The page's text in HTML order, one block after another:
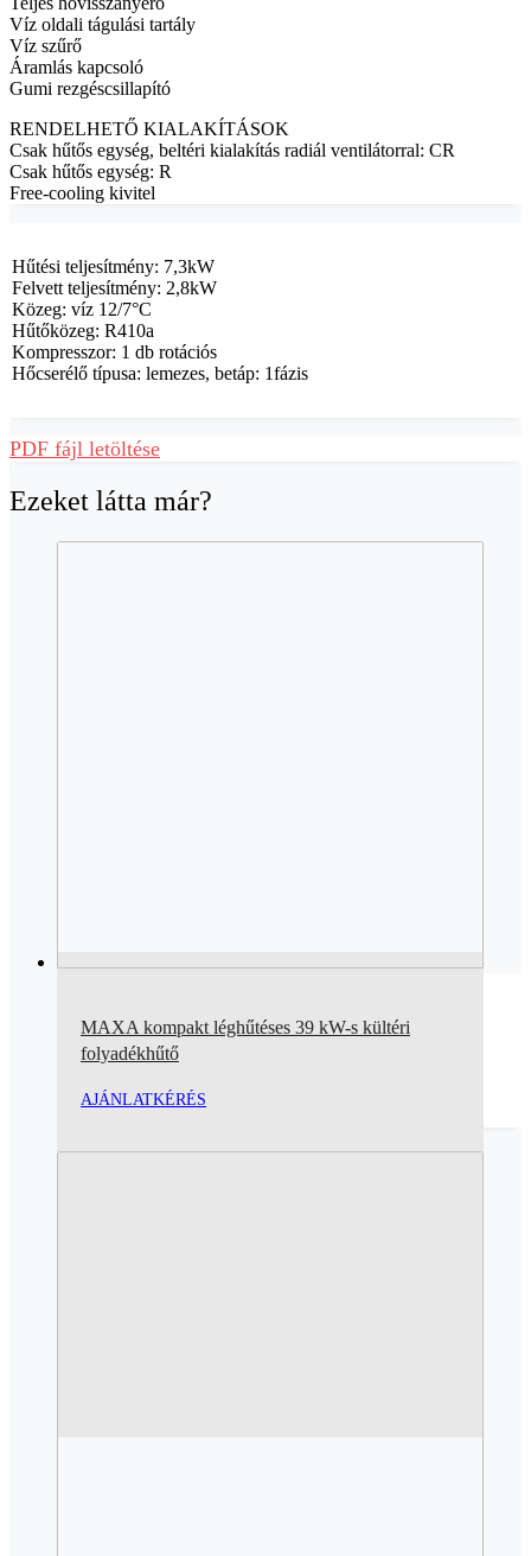
Víz oldali tágulási tartály
Víz szűrő
Áramlás kapcsoló
Gumi rezgéscsillapító
RENDELHETŐ KIALAKÍTÁSOK
Csak hűtős egység, beltéri kialakítás radiál ventilátorral: CR
Csak hűtős egység: R
Free-cooling kivitel
Hűtési teljesítmény: 7,3kW
Felvett teljesítmény: 2,8kW
Közeg: víz 12/7°C
Hűtőközeg: R410a
Kompresszor: 1 db rotációs
Hőcserélő típusa: lemezes, betáp: 1fázis
PDF fájl letöltése
Ezeket látta már?
MAXA kompakt léghűtéses 39 kW-s kültéri
folyadékhűtő
AJÁNLATKÉRÉS